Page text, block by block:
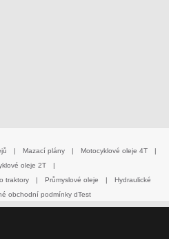
Mazací plány Motocyklové oleje 4T
oleje 2T
traktory Průmyslové oleje
Hydraulické
obchodní podmínky dTest